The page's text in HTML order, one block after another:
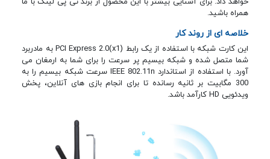
همراه باشید.
خلاصه ای از روند کار
این کارت شبکه با استفاده از یک رابط PCI Express 2.0(x1) به مادربرد
شما متصل شده و شبکه بیسیم پر سرعت را برای شما به ارمغان می
آورد. با استفاده از استاندارد IEEE 802.11n سرعت شبکه بیسیم را به
300 مگابیت بر ثانیه رسانده تا برای انجام بازی های آنلاین، پخش
ویدئویی HD کارآمد باشد.